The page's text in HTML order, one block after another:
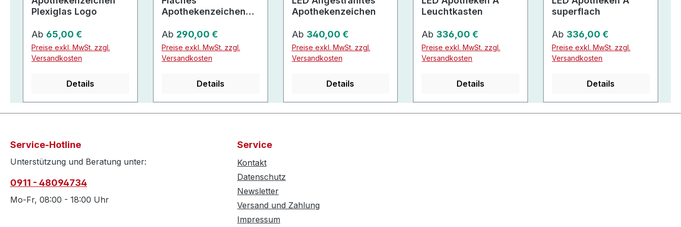
Plexiglas Logo
Regulärer Preis:
Ab 65,00 €
Preise exkl. MwSt. zzgl.
Versandkosten
Details
Apothekenzeichen
Regulärer Preis:
Ab 290,00 €
Preise exkl. MwSt. zzgl.
Versandkosten
Details
Apothekenzeichen
Regulärer Preis:
Ab 340,00 €
Preise exkl. MwSt. zzgl.
Versandkosten
Details
Leuchtkasten
Regulärer Preis:
Ab 336,00 €
Preise exkl. MwSt. zzgl.
Versandkosten
Details
superflach
Regulärer Preis:
Ab 336,00 €
Preise exkl. MwSt. zzgl.
Versandkosten
Details
Service-Hotline
Unterstützung und Beratung unter:
0911 - 48094734
Mo-Fr, 08:00 - 18:00 Uhr
Service
Kontakt
Datenschutz
Newsletter
Versand und Zahlung
Impressum